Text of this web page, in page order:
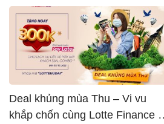
Deal khủng mùa Thu – Vi vu
khắp chốn cùng Lotte Finance x